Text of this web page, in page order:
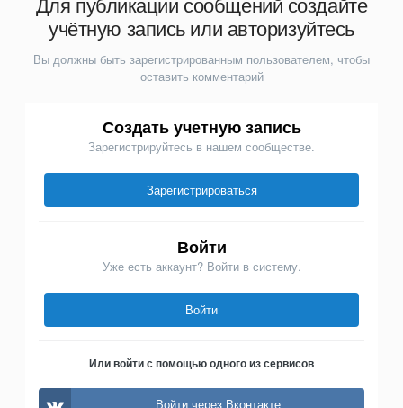
учётную запись или авторизуйтесь
Вы должны быть зарегистрированным пользователем, чтобы
оставить комментарий
Создать учетную запись
Зарегистрируйтесь в нашем сообществе.
Зарегистрироваться
Войти
Уже есть аккаунт? Войти в систему.
Войти
Или войти с помощью одного из сервисов
Войти через Вконтакте